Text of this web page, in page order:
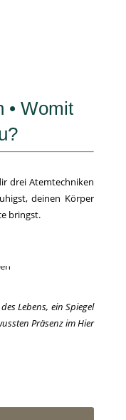
• Womit
drei Atemtechniken
deinen Körper
bringst.
Lebens, ein Spiegel
Präsenz im Hier